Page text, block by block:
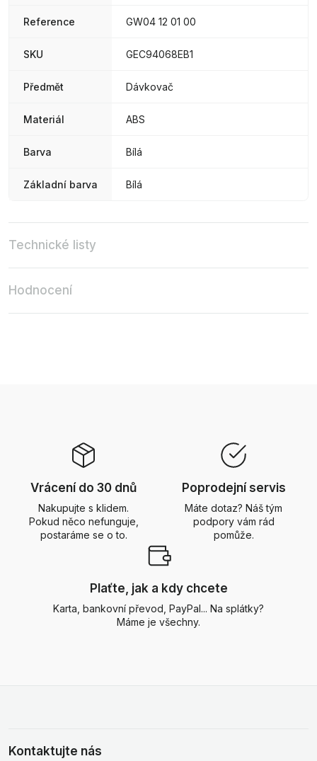
Reference GW04 12 01 00
SKU GEC94068EB1
Předmět Dávkovač
Materiál ABS
Barva Bílá
Základní barva Bílá
Technické listy
Hodnocení
Vrácení do 30 dnů
Nakupujte s klidem.
Pokud něco nefunguje,
postaráme se o to.
Poprodejní servis
Máte dotaz? Náš tým
podpory vám rád
pomůže.
Plaťte, jak a kdy chcete
Karta, bankovní převod, PayPal... Na splátky?
Máme je všechny.
Kontaktujte nás